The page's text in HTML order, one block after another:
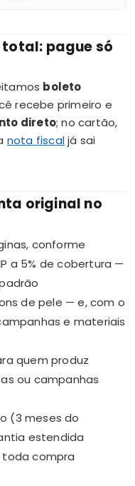
pague só
boleto
recebe primeiro e
direto; no cartão,
nota fiscaljá sai
original no
conforme
a 5% de cobertura —
de pele — e, com o
e materiais
quem produz
ou campanhas
(3 meses do
estendida
compra